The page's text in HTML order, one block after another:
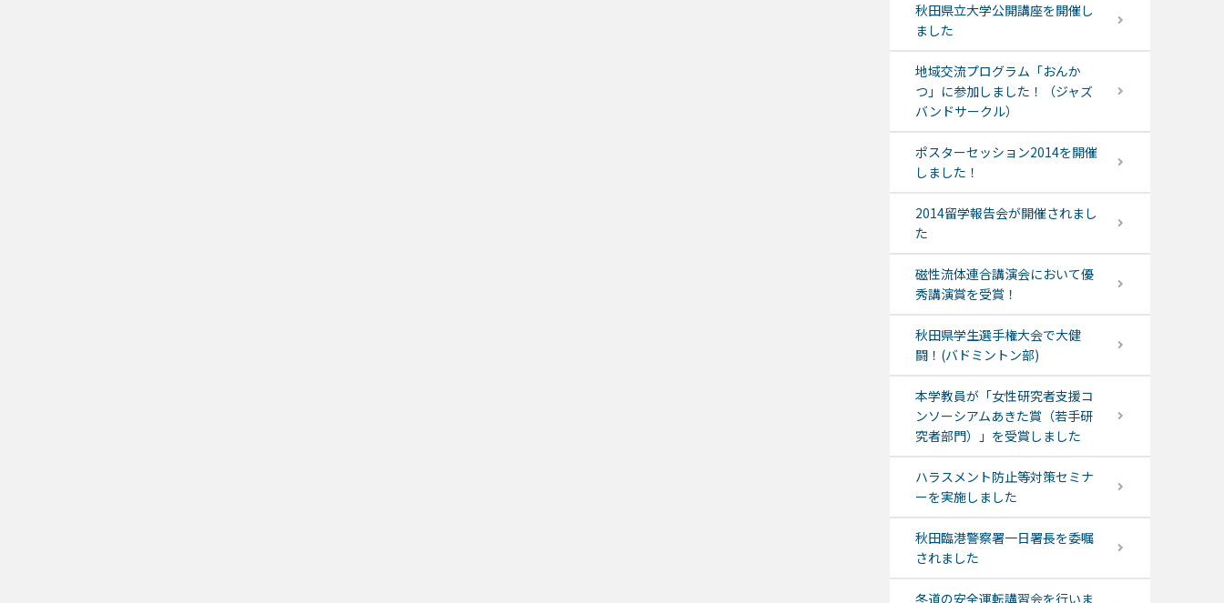
秋田県立大学公開講座を開催し
ました
地域交流プログラム「おんか
つ」に参加しました！（ジャズ
バンドサークル）
ポスターセッション2014を開催
しました！
2014留学報告会が開催されまし
た
磁性流体連合講演会において優
秀講演賞を受賞！
秋田県学生選手権大会で大健
闘！(バドミントン部)
本学教員が「女性研究者支援コ
ンソーシアムあきた賞（若手研
究者部門）」を受賞しました
ハラスメント防止等対策セミナ
ーを実施しました
秋田臨港警察署一日署長を委嘱
されました
冬道の安全運転講習会を行いま